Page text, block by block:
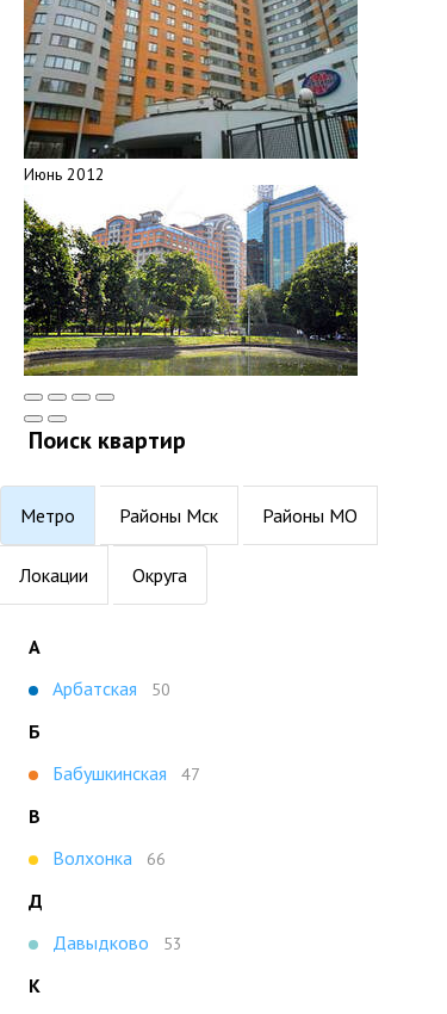
Июнь 2012
Поиск квартир
Метро Районы Мск Районы МО
Локации Округа
А
Арбатская
50
Б
Бабушкинская
47
В
Волхонка
66
Д
Давыдково
53
К